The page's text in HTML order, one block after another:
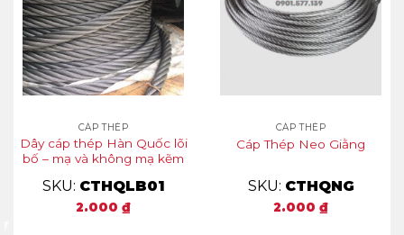
CÁP THÉP
Dây cáp thép Hàn Quốc lõi
bố – mạ và không mạ kẽm
SKU: CTHQLB01
2.000 ₫
CÁP THÉP
Cáp Thép Neo Giằng
SKU: CTHQNG
2.000 ₫